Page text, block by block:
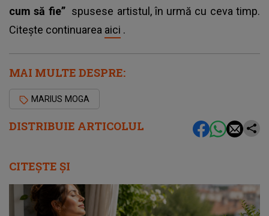
DISTRIBUIE ARTICOLUL
cum să fie” spusese artistul, în urmă cu ceva timp.
Citește continuarea aici .
MAI MULTE DESPRE:
MARIUS MOGA
CITEȘTE ȘI